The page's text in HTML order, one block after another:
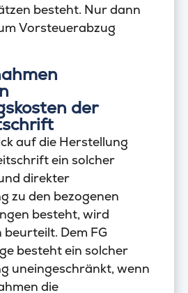
besteht. Nur dann
Vorsteuerabzug
der
auf die Herstellung
ein solcher
direkter
zu den bezogenen
besteht, wird
Dem FG
besteht ein solcher
uneingeschränkt, wenn
die